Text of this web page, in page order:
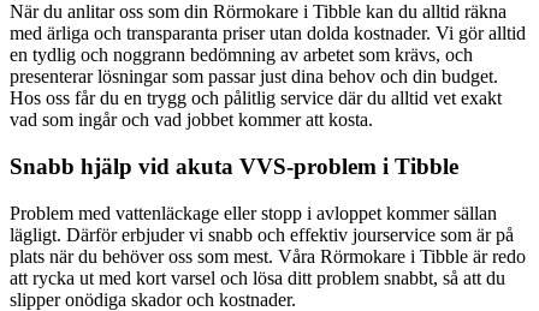
När du anlitar oss som din Rörmokare i Tibble kan du alltid räkna
med ärliga och transparanta priser utan dolda kostnader. Vi gör alltid
en tydlig och noggrann bedömning av arbetet som krävs, och
presenterar lösningar som passar just dina behov och din budget.
Hos oss får du en trygg och pålitlig service där du alltid vet exakt
vad som ingår och vad jobbet kommer att kosta.
Snabb hjälp vid akuta VVS-problem i Tibble
Problem med vattenläckage eller stopp i avloppet kommer sällan
lägligt. Därför erbjuder vi snabb och effektiv jourservice som är på
plats när du behöver oss som mest. Våra Rörmokare i Tibble är redo
att rycka ut med kort varsel och lösa ditt problem snabbt, så att du
slipper onödiga skador och kostnader.